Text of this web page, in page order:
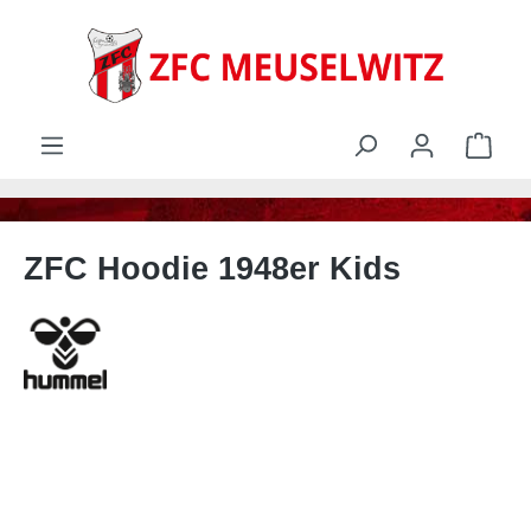
springen
ZFC Hoodie 1948er Kids